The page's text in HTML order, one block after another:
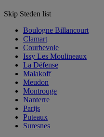
Skip Steden list
Boulogne Billancourt
Clamart
Courbevoie
Issy Les Moulineaux
La Défense
Malakoff
Meudon
Montrouge
Nanterre
Parijs
Puteaux
Suresnes